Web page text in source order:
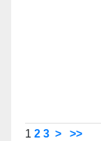
1 2 3 > >>